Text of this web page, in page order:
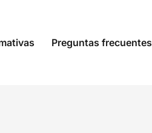
Preguntas frecuentes